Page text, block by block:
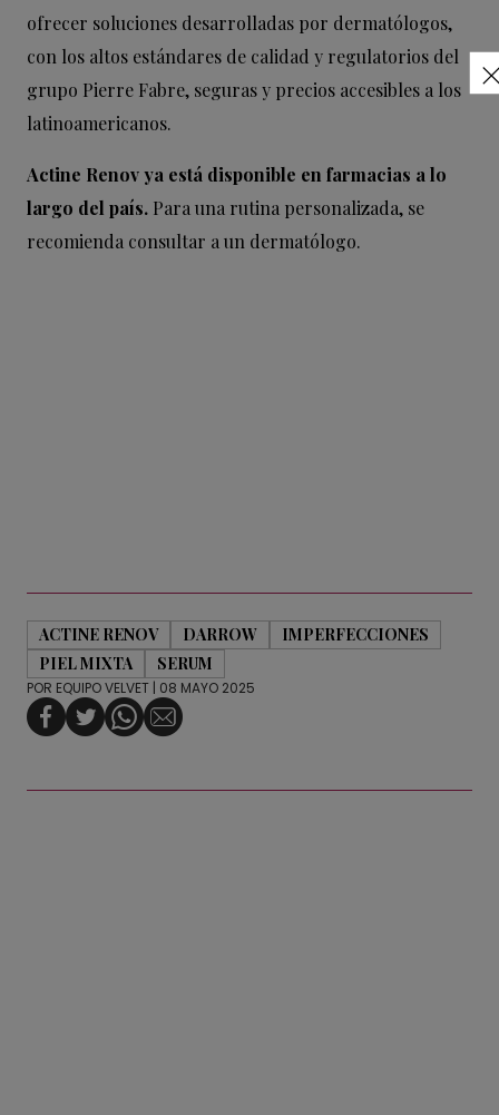
ofrecer soluciones desarrolladas por dermatólogos,
con los altos estándares de calidad y regulatorios del
grupo Pierre Fabre, seguras y precios accesibles a los
latinoamericanos.
Actine Renov ya está disponible en farmacias a lo
largo del país. Para una rutina personalizada, se
recomienda consultar a un dermatólogo.
ACTINE RENOV DARROW
IMPERFECCIONES
PIEL MIXTA
SERUM
POR EQUIPO VELVET | 08 MAYO 2025